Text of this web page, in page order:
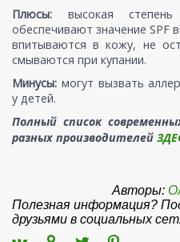
Плюсы: высокая
обеспечивают значение SPF
впитываются в кожу, не
смываются при купании.
Минусы: могут вызвать
у детей.
Полный список
разных производителей
Авторы:
Полезная информация?
друзьями в социальных